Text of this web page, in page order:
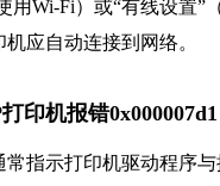
用Wi-Fi）或“有线设置
应自动连接到网络。
印机报错
常指示打印机驱动程序